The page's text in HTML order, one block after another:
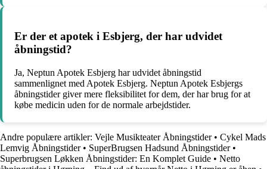
Er der et apotek i Esbjerg, der har udvidet
åbningstid?
Ja, Neptun Apotek Esbjerg har udvidet åbningstid
sammenlignet med Apotek Esbjerg. Neptun Apotek Esbjergs
åbningstider giver mere fleksibilitet for dem, der har brug for at
købe medicin uden for de normale arbejdstider.
Andre populære artikler: Vejle Musikteater Åbningstider• Cykel Mads
Lemvig Åbningstider• SuperBrugsen Hadsund Åbningstider•
Superbrugsen Løkken Åbningstider: En Komplet Guide • Netto